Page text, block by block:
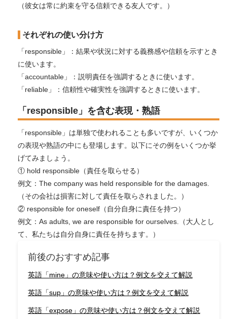
（彼女は常に約束を守る信頼できる友人です。）
それぞれの使い分け方
「responsible」：結果や状況に対する義務感や信頼を示すとき
に使います。
「accountable」：説明責任を強調するときに使います。
「reliable」：信頼性や確実性を強調するときに使います。
「responsible」を含む表現・熟語
「responsible」は単独で使われることも多いですが、いくつか
の表現や熟語の中にも登場します。以下にその例をいくつか挙
げてみましょう。
① hold responsible（責任を取らせる）
例文：The company was held responsible for the damages.
（その会社は損害に対して責任を取らされました。）
② responsible for oneself（自分自身に責任を持つ）
例文：As adults, we are responsible for ourselves.（大人とし
て、私たちは自分自身に責任を持ちます。）
前後のおすすめ記事
英語「mine」の意味や使い方は？例文を交えて解説
英語「sup」の意味や使い方は？例文を交えて解説
英語「expose」の意味や使い方は？例文を交えて解説